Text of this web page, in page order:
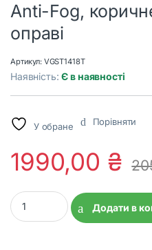
Anti-Fog,
оправі
Артикул: VGST1418T
Наявність:Є в наявності
У обране Порівняти
1990,00 ₴
Окуляри захисні Venture
Додати в